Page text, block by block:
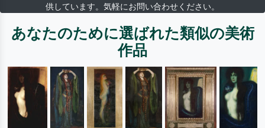
供しています。気軽にお問い合わせください。
あなたのために選ばれた類似の美術
作品